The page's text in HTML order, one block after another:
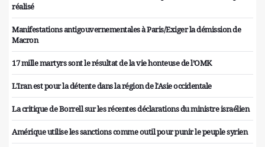
réalisé
Manifestations antigouvernementales à Paris/Exiger la démission de
Macron
17 mille martyrs sont le résultat de la vie honteuse de l’OMK
L'Iran est pour la détente dans la région de l'Asie occidentale
La critique de Borrell sur les récentes déclarations du ministre israélien
Amérique utilise les sanctions comme outil pour punir le peuple syrien